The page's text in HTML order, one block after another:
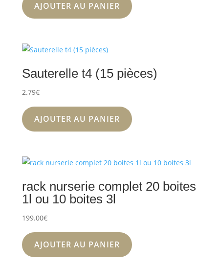
AJOUTER AU PANIER
Sauterelle t4 (15 pièces)
2.79€
AJOUTER AU PANIER
rack nurserie complet 20 boites
1l ou 10 boites 3l
199.00€
AJOUTER AU PANIER